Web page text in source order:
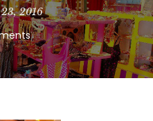
23, 2016